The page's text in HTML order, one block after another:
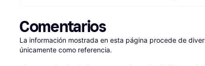
Comentarios
La información mostrada en esta página procede de
únicamente como referencia.